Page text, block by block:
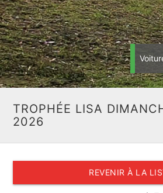
TROPHÉE LISA
2026
REVENIR À LA